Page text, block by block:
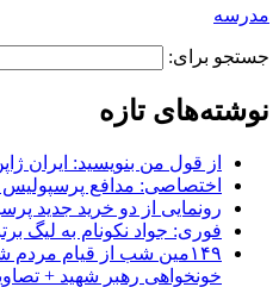
مدرسه
جستجو برای:
نوشته‌های تازه
از قول من بنویسید: ایران
اختصاصی: مدافع
رونمایی از دو خرید جدید
فوری: جواد نکونام به لیگ
۱۴۹مین شب از قیام
خونخواهی رهبر شهید +